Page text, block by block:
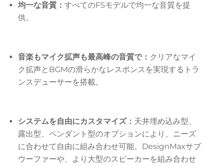
均一な音質：すべてのFSモデルで均一な音質を提
供。
音楽もマイク拡声も最高峰の音質で： クリアなマイ
ク拡声とBGMの滑らかなレスポンスを実現するトラ
ンスデューサーを搭載。
システムを自由にカスタマイズ： 天井埋め込み型、
露出型、ペンダント型のオプションにより、ニーズ
に合わせて自由に組み合わせ可能。DesignMaxサブ
ウーファーや、より大型のスピーカーを組み合わせ